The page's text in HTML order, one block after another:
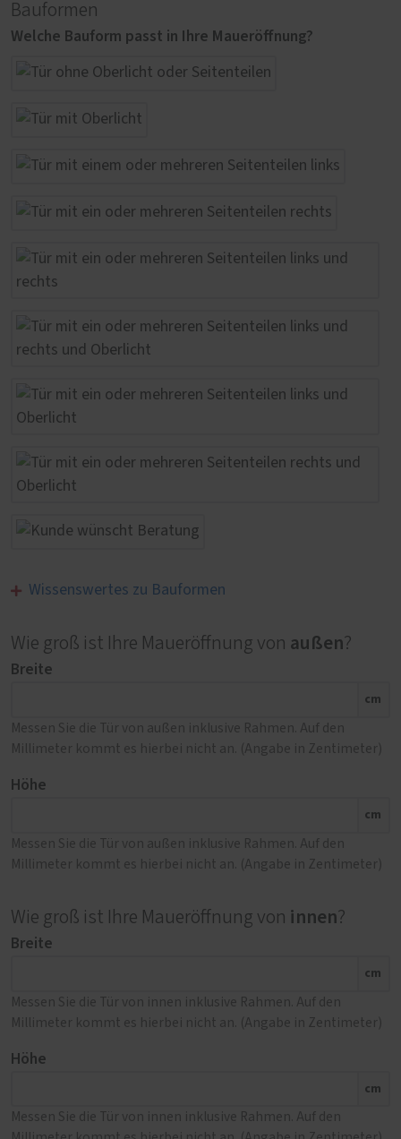
Bauformen
Welche Bauform passt in Ihre Maueröffnung?
Wissenswertes zu Bauformen
Wie groß ist Ihre Maueröffnung von außen?
Breite
cm
Messen Sie die Tür von außen inklusive Rahmen. Auf den
Millimeter kommt es hierbei nicht an. (Angabe in Zentimeter)
Höhe
cm
Messen Sie die Tür von außen inklusive Rahmen. Auf den
Millimeter kommt es hierbei nicht an. (Angabe in Zentimeter)
Wie groß ist Ihre Maueröffnung von innen?
Breite
cm
Messen Sie die Tür von innen inklusive Rahmen. Auf den
Millimeter kommt es hierbei nicht an. (Angabe in Zentimeter)
Höhe
cm
Messen Sie die Tür von innen inklusive Rahmen. Auf den